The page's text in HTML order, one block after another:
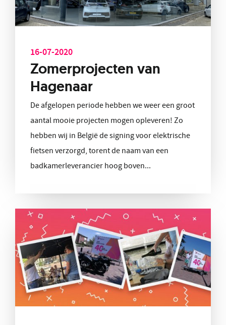
16-07-2020
Zomerprojecten van
Hagenaar
De afgelopen periode hebben we weer een groot
aantal mooie projecten mogen opleveren! Zo
hebben wij in België de signing voor elektrische
fietsen verzorgd, torent de naam van een
badkamerleverancier hoog boven...